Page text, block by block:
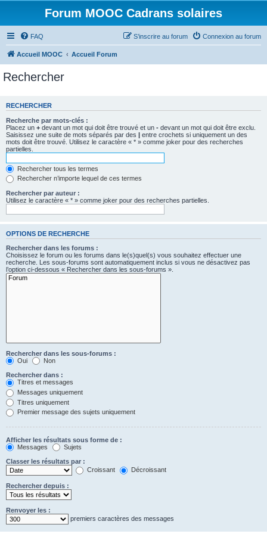
Forum MOOC Cadrans solaires
FAQ Connexion au forum
S’inscrire au forum
Accueil MOOC Accueil Forum
Rechercher
RECHERCHER
Recherche par mots-clés :
Placez un + devant un mot qui doit être trouvé et un - devant un mot qui doit être exclu.
Saisissez une suite de mots séparés par des | entre crochets si uniquement un des
mots doit être trouvé. Utilisez le caractère « * » comme joker pour des recherches
partielles.
Rechercher tous les termes
Rechercher n’importe lequel de ces termes
Rechercher par auteur :
Utilisez le caractère « * » comme joker pour des recherches partielles.
OPTIONS DE RECHERCHE
Rechercher dans les forums :
Choisissez le forum ou les forums dans le(s)quel(s) vous souhaitez effectuer une
recherche. Les sous-forums sont automatiquement inclus si vous ne désactivez pas
l’option ci-dessous « Rechercher dans les sous-forums ».
Rechercher dans les sous-forums :
Oui
Non
Rechercher dans :
Titres et messages
Messages uniquement
Titres uniquement
Premier message des sujets uniquement
Afficher les résultats sous forme de :
Messages
Sujets
Classer les résultats par :
Croissant
Décroissant
Rechercher depuis :
Renvoyer les :
premiers caractères des messages